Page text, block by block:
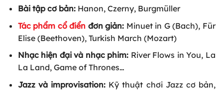
Bài tập cơ bản:Hanon, Czerny, Burgmüller
Tác phẩm cổ điển đơn giản: Minuet in G (Bach), Für
Elise (Beethoven), Turkish March (Mozart)
Nhạc hiện đại và nhạc phim: River Flows in You, La
La Land, Game of Thrones…
Jazz và improvisation: Kỹ thuật chơi Jazz cơ bản,